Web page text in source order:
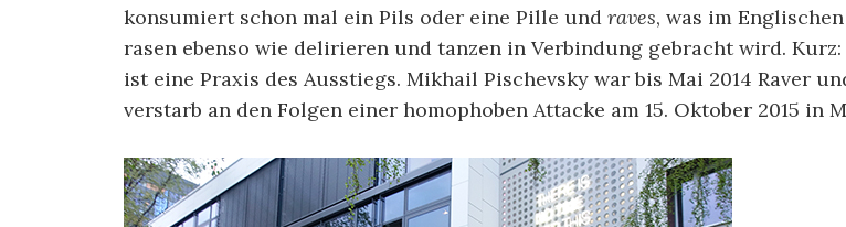
konsumiert schon mal ein Pils oder eine Pille und raves, was im
rasen ebenso wie delirieren und tanzen in Verbindung gebracht wird. Kurz:
ist eine Praxis des Ausstiegs. Mikhail Pischevsky war bis Mai 2014 Raver
verstarb an den Folgen einer homophoben Attacke am 15. Oktober 2015 in